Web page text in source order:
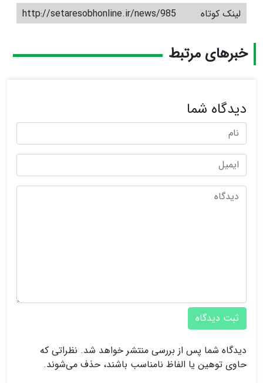
لینک کوتاه http://setaresobhonline.ir/news/985
خبرهای مرتبط
دیدگاه شما
ثبت دیدگاه
دیدگاه شما پس از بررسی منتشر خواهد شد. نظراتی که
حاوی توهین یا الفاظ نامناسب باشند، حذف می‌شوند.